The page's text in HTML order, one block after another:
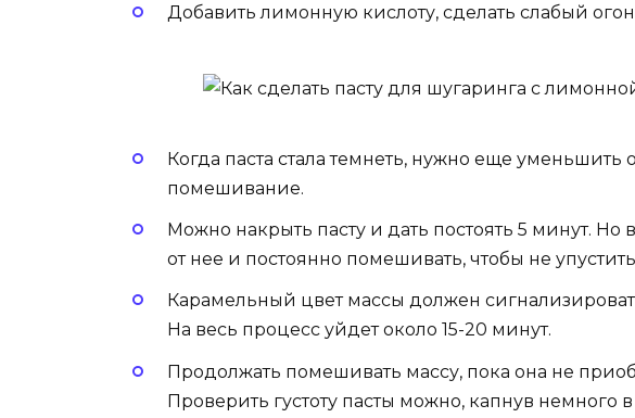
Добавить лимонную кислоту, сделать слабый
Когда паста стала темнеть, нужно еще уменьшить
помешивание.
Можно накрыть пасту и дать постоять 5 минут.
от нее и постоянно помешивать, чтобы не
Карамельный цвет массы должен
На весь процесс уйдет около 15-20 минут.
Продолжать помешивать массу, пока она не
Проверить густоту пасты можно, капнув немного